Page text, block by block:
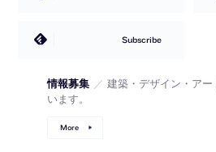
Subscribe
情報募集 ／ 建築・デザイン・ア
います。
More